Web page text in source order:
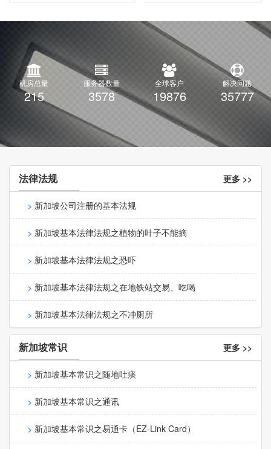
机房总量
216
服务器数量
3594
全球客户
19966
解决问题
35938
法律法规 更多 >>
新加坡公司注册的基本法规
新加坡基本法律法规之植物的叶子不能摘
新加坡基本法律法规之恐吓
新加坡基本法律法规之在地铁站交易、吃喝
新加坡基本法律法规之不冲厕所
新加坡常识 更多 >>
新加坡基本常识之随地吐痰
新加坡基本常识之通讯
新加坡基本常识之易通卡（EZ-Link Card）